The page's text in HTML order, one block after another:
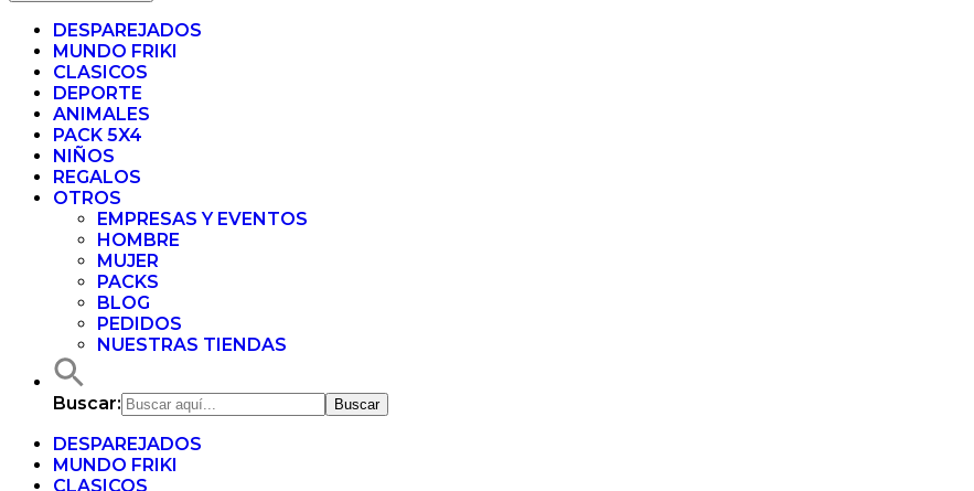
DESPAREJADOS
MUNDO FRIKI
CLASICOS
DEPORTE
ANIMALES
PACK 5X4
NIÑOS
REGALOS
OTROS
EMPRESAS Y EVENTOS
HOMBRE
MUJER
PACKS
BLOG
PEDIDOS
NUESTRAS TIENDAS
Buscar:
DESPAREJADOS
MUNDO FRIKI
CLASICOS